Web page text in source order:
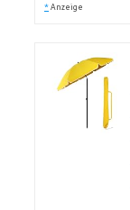
* Anzeige